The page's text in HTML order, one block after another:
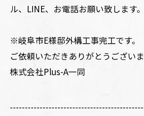
ル、LINE、お電話お願い致します。
※岐阜市E様邸外構工事完工です。
ご依頼いただきありがとうござい
株式会社Plus-A一同